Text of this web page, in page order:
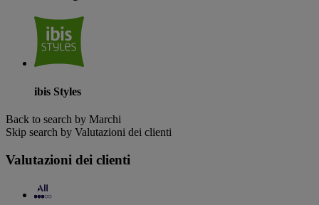
ibis Styles
Back to search by Marchi
Skip search by Valutazioni dei clienti
Valutazioni dei clienti